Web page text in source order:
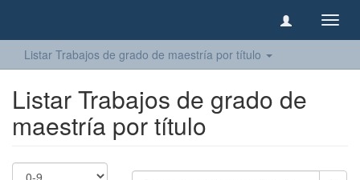
Listar Trabajos de grado de maestría por título
Listar Trabajos de grado de
maestría por título